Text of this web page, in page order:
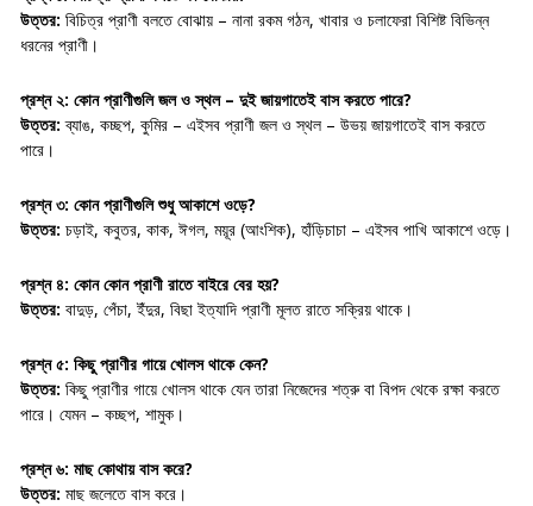
উত্তর: বিচিত্র প্রাণী বলতে বোঝায় – নানা রকম গঠন, খাবার ও চলাফেরা বিশিষ্ট বিভিন্ন
ধরনের প্রাণী।
প্রশ্ন ২: কোন প্রাণীগুলি জল ও স্থল – দুই জায়গাতেই বাস করতে পারে?
উত্তর:ব্যাঙ, কচ্ছপ, কুমির – এইসব প্রাণী জল ও স্থল – উভয় জায়গাতেই বাস করতে
পারে।
প্রশ্ন ৩: কোন প্রাণীগুলি শুধু আকাশে ওড়ে?
উত্তর: চড়াই, কবুতর, কাক, ঈগল, ময়ূর (আংশিক), হাঁড়িচাচা – এইসব পাখি আকাশে ওড়ে।
প্রশ্ন ৪: কোন কোন প্রাণী রাতে বাইরে বের হয়?
উত্তর: বাদুড়, পেঁচা, ইঁদুর, বিছা ইত্যাদি প্রাণী মূলত রাতে সক্রিয় থাকে।
প্রশ্ন ৫: কিছু প্রাণীর গায়ে খোলস থাকে কেন?
উত্তর: কিছু প্রাণীর গায়ে খোলস থাকে যেন তারা নিজেদের শত্রু বা বিপদ থেকে রক্ষা করতে
পারে। যেমন – কচ্ছপ, শামুক।
প্রশ্ন ৬: মাছ কোথায় বাস করে?
উত্তর: মাছ জলেতে বাস করে।